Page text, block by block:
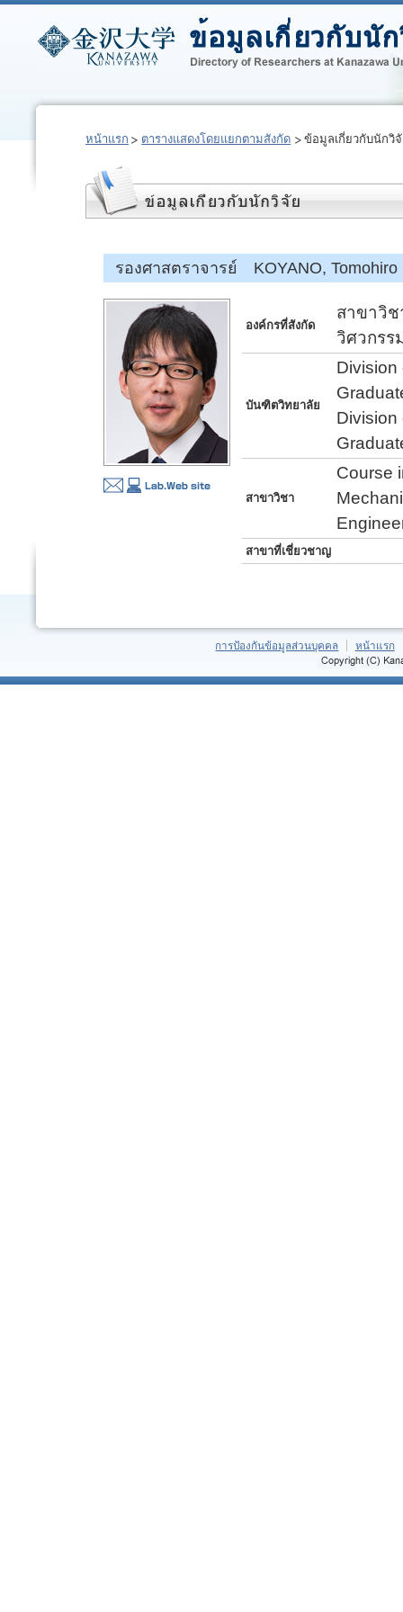
หน้าแรก ตารางแสดงโดยแยกตามสังกัด ข้อมูลเกี่ยวกับนักวิ
รองศาสตราจารย์ KOYANO, Tomohiro
องค์กรที่สังกัด
สาขาวิช
วิศวกรร
บันฑิตวิทยาลัย
Division
Division
สาขาวิชา
Course
สาขาที่เชี่ยวชาญ
การป้องกันข้อมูลส่วนบุคคล หน้าแรก